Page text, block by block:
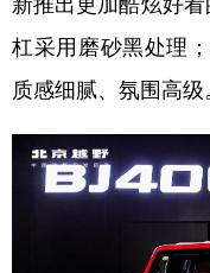
杠采用磨砂黑处理
质感细腻、氛围高级